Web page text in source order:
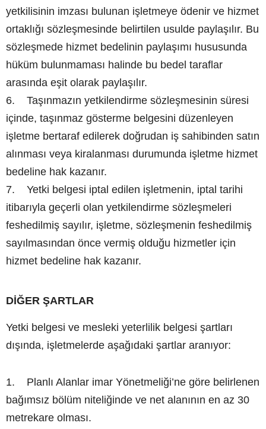
yetkilisinin imzası bulunan işletmeye ödenir ve hizmet
ortaklığı sözleşmesinde belirtilen usulde paylaşılır. Bu
sözleşmede hizmet bedelinin paylaşımı hususunda
hüküm bulunmaması halinde bu bedel taraflar
arasında eşit olarak paylaşılır.
6. Taşınmazın yetkilendirme sözleşmesinin süresi
içinde, taşınmaz gösterme belgesini düzenleyen
işletme bertaraf edilerek doğrudan iş sahibinden satın
alınması veya kiralanması durumunda işletme hizmet
bedeline hak kazanır.
7. Yetki belgesi iptal edilen işletmenin, iptal tarihi
itibarıyla geçerli olan yetkilendirme sözleşmeleri
feshedilmiş sayılır, işletme, sözleşmenin feshedilmiş
sayılmasından önce vermiş olduğu hizmetler için
hizmet bedeline hak kazanır.
DİĞER ŞARTLAR
Yetki belgesi ve mesleki yeterlilik belgesi şartları
dışında, işletmelerde aşağıdaki şartlar aranıyor:
1. Planlı Alanlar imar Yönetmeliği’ne göre belirlenen
bağımsız bölüm niteliğinde ve net alanının en az 30
metrekare olması.